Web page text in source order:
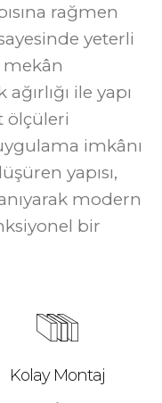
rağmen
yeterli
mekân
ile yapı
ölçüleri
imkânı
yapısı,
modern
bir
Kolay Montaj